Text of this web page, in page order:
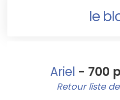
le
Ariel - 700
Retour liste